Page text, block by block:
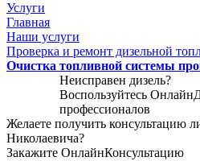
Услуги
Главная
Наши услуги
Проверка и ремонт дизельной
Очистка топливной системы
Неисправен дизель?
Воспользуйтесь
профессионалов
Желаете получить консультацию
Николаевича?
Закажите ОнлайнКонсультацию